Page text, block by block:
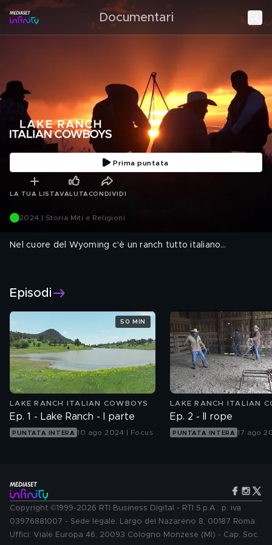
Documentari
Prima puntata
LA TUA LISTAVALUTA CONDIVIDI
2024 | Storia Miti e Religioni
Nel cuore del Wyoming c'è un ranch tutto italiano…
Episodi
LAKE RANCH ITALIAN COWBOYS
Ep. 1 - Lake Ranch - I parte
PUNTATA INTERA 10 ago 2024 | Focus
50 MIN
LAKE RANCH ITALIAN
Ep. 2 - Il rope
PUNTATA INTERA 17 ago
Copyright ©1999-2026 RTI Business Digital - RTI S.p.A.: p. iva
03976881007 - Sede legale: Largo del Nazareno 8, 00187 Roma.
Uffici: Viale Europa 46, 20093 Cologno Monzese (MI) - Cap. Soc.